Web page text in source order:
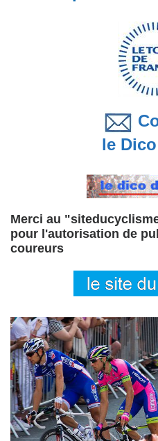
le
Merci au
pour l'autorisation de
coureurs